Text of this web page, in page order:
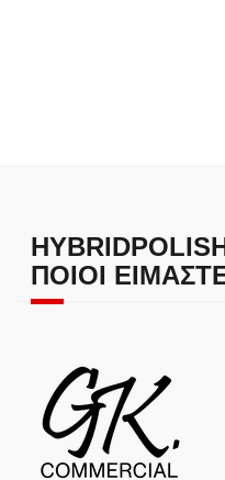
ΠΟΙΟΙ